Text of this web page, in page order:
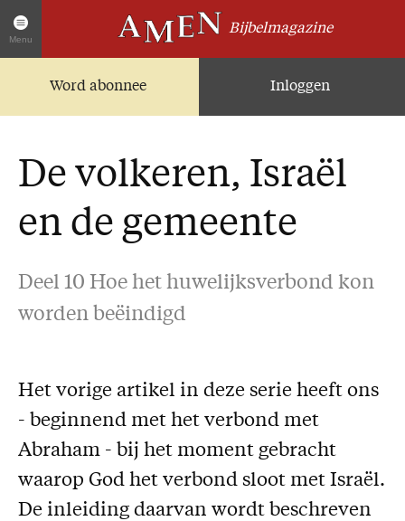
Menu
Bijbelmagazine
Word abonnee Inloggen
Artikelen
Zoek in alle artikelen
Facebook
Over AMEN
Abonnementen
Steun AMEN
Missie
Service
Adreswijziging
De volkeren, Israël
en de gemeente
Deel 10 Hoe het huwelijksverbond kon
worden beëindigd
Het vorige artikel in deze serie heeft ons
- beginnend met het verbond met
Abraham - bij het moment gebracht
waarop God het verbond sloot met Israël.
De inleiding daarvan wordt beschreven